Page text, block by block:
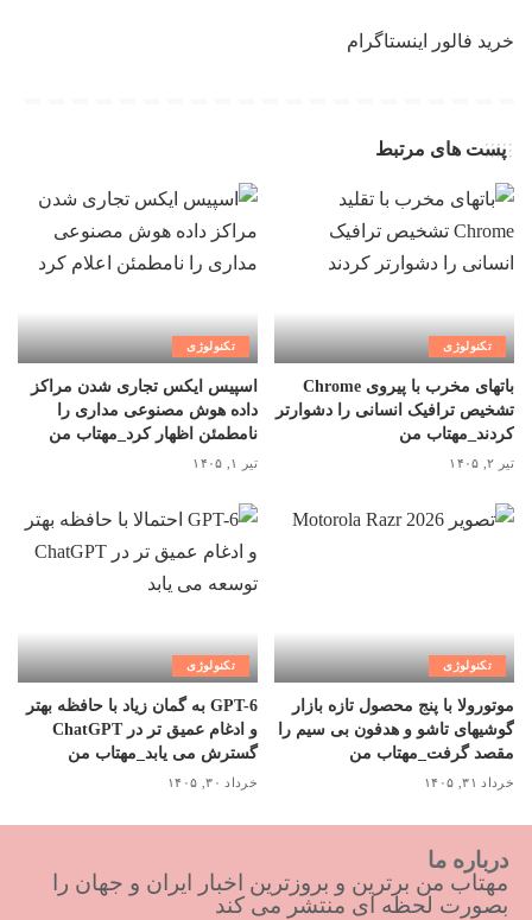
خرید فالور اینستاگرام
پست های مرتبط
تکنولوژی
باتهای مخرب با پیروی Chrome
تشخیص ترافیک انسانی را دشوارتر
کردند_مهتاب من
تیر ۲, ۱۴۰۵
تکنولوژی
اسپیس ایکس تجاری شدن مراکز
داده هوش مصنوعی مداری را
نامطمئن اظهار کرد_مهتاب من
تیر ۱, ۱۴۰۵
تکنولوژی
موتورولا با پنج محصول تازه بازار
گوشیهای تاشو و هدفون بی سیم را
مقصد گرفت_مهتاب من
خرداد ۳۱, ۱۴۰۵
تکنولوژی
GPT-6 به گمان زیاد با حافظه بهتر
و ادغام عمیق تر در ChatGPT
گسترش می یابد_مهتاب من
خرداد ۳۰, ۱۴۰۵
درباره ما
مهتاب من برترین و بروزترین اخبار ایران و جهان را
بصورت لحظه ای منتشر می کند